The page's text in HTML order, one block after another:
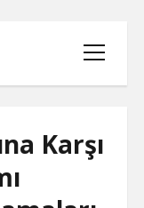
menüyü
aç
Karşı